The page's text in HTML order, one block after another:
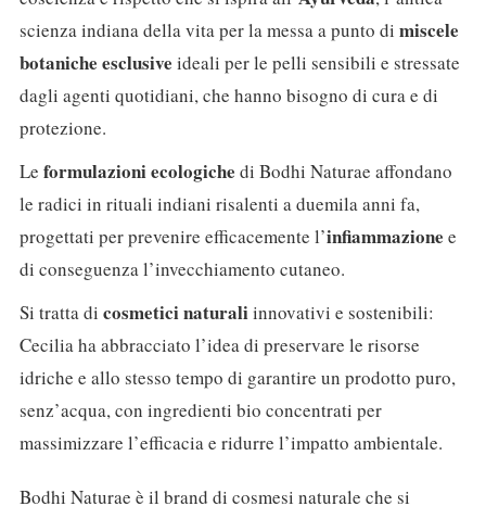
scienza indiana della vita per la messa a punto di miscele
botaniche esclusive ideali per le pelli sensibili e stressate
dagli agenti quotidiani, che hanno bisogno di cura e di
protezione.
Le formulazioni ecologiche di Bodhi Naturae affondano
le radici in rituali indiani risalenti a duemila anni fa,
progettati per prevenire efficacemente l’infiammazione e
di conseguenza l’invecchiamento cutaneo.
Si tratta di cosmetici naturaliinnovativi e sostenibili:
Cecilia ha abbracciato l’idea di preservare le risorse
idriche e allo stesso tempo di garantire un prodotto puro,
senz’acqua, con ingredienti bio concentrati per
massimizzare l’efficacia e ridurre l’impatto ambientale.
Bodhi Naturae è il brand di cosmesi naturale che si